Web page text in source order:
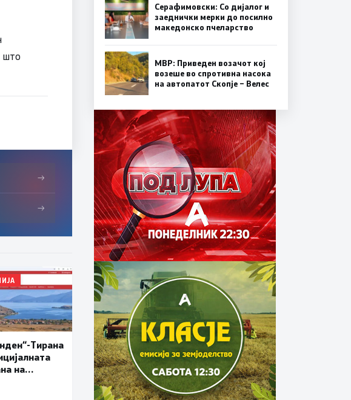
што
→
→
Тирана
на
Серафимовски: Со дијалог и
заеднички мерки до посилно
македонско пчеларство
МВР: Приведен возачот кој
возеше во спротивна насока
на автопатот Скопје – Велес